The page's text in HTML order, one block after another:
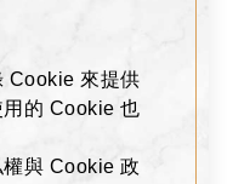
Cookie 來提供
的 Cookie 也
與 Cookie 政